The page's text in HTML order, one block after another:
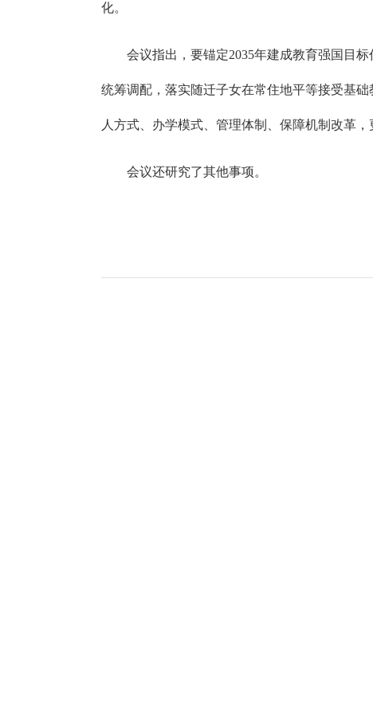
化。
会议指出，要锚定2035年建成教育强国目
统筹调配，落实随迁子女在常住地平等接受基
人方式、办学模式、管理体制、保障机制改革，
会议还研究了其他事项。